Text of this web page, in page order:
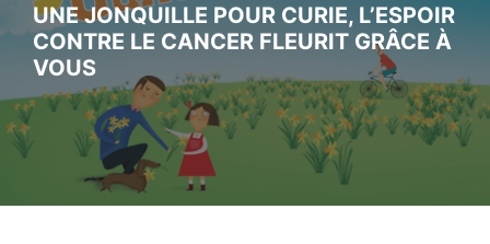
UNE JONQUILLE POUR CURIE, L’ESPOIR
CONTRE LE CANCER FLEURIT GRÂCE À
VOUS